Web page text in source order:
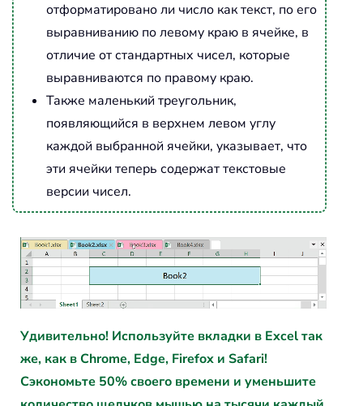
отформатировано ли число как текст, по его
выравниванию по левому краю в ячейке, в
отличие от стандартных чисел, которые
выравниваются по правому краю.
Также маленький треугольник,
появляющийся в верхнем левом углу
каждой выбранной ячейки, указывает, что
эти ячейки теперь содержат текстовые
версии чисел.
Удивительно! Используйте вкладки в Excel так
же, как в Chrome, Edge, Firefox и Safari!
Сэкономьте 50% своего времени и уменьшите